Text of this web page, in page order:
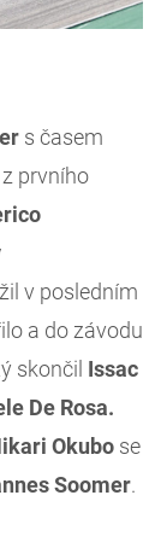
s časem
prvního
v posledním
a do závodu
skončil Issac
De Rosa.
Okubo se
Soomer.